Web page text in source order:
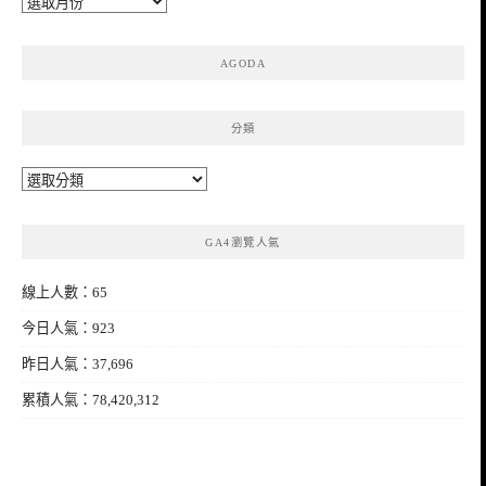
AGODA
分類
分
GA4瀏覽人氣
線上人數：65
今日人氣：923
昨日人氣：37,696
累積人氣：78,420,312